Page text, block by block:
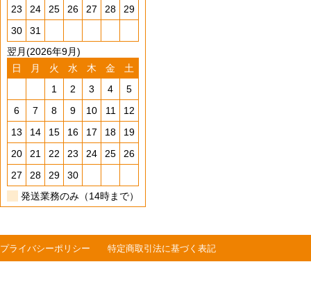
23
24 25 26 27 28
29
30
31
翌月(2026年9月)
日
月 火 水 木 金
土
1
2 3 4
5
6
7 8 9 10 11
12
13
14 15 16 17 18
19
20
21 22 23 24 25
26
27
28 29
30
発送業務のみ（14時まで）
プライバシーポリシー 特定商取引法に基づく表記